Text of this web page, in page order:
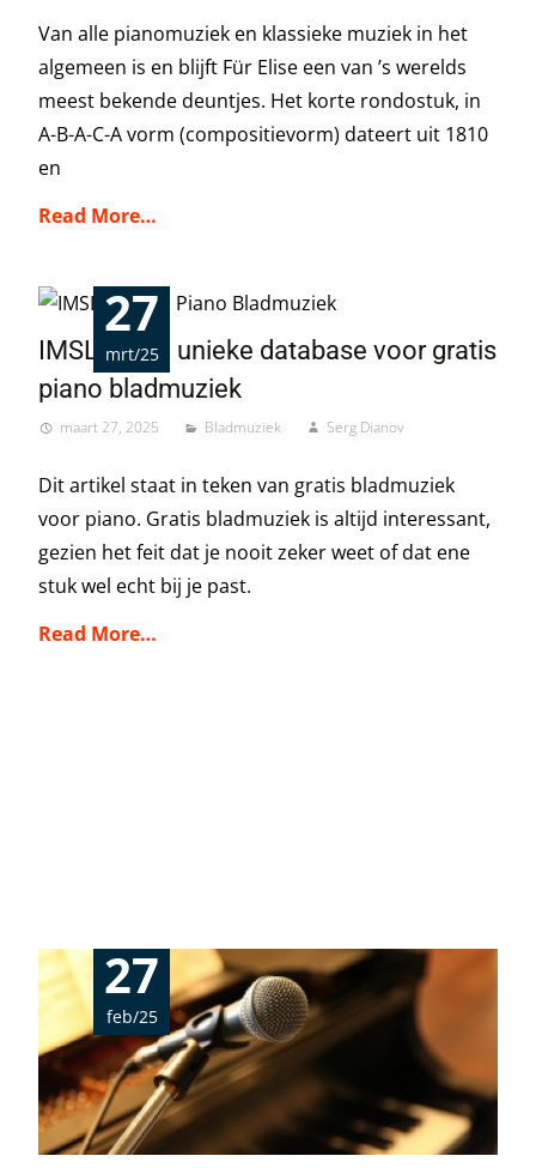
Van alle pianomuziek en klassieke muziek in het
algemeen is en blijft Für Elise een van ’s werelds
meest bekende deuntjes. Het korte rondostuk, in
A-B-A-C-A vorm (compositievorm) dateert uit 1810
en
Read More…
27
mrt/25
IMSLP: Een unieke database voor gratis
piano bladmuziek
maart 27, 2025 Bladmuziek Serg Dianov
Dit artikel staat in teken van gratis bladmuziek
voor piano. Gratis bladmuziek is altijd interessant,
gezien het feit dat je nooit zeker weet of dat ene
stuk wel echt bij je past.
Read More…
27
feb/25